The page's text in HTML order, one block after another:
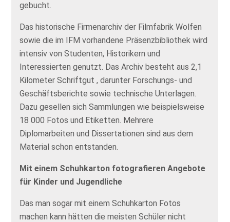
gebucht.
Das historische Firmenarchiv der Filmfabrik Wolfen
sowie die im IFM vorhandene Präsenzbibliothek wird
intensiv von Studenten, Historikern und
Interessierten genutzt. Das Archiv besteht aus 2,1
Kilometer Schriftgut , darunter Forschungs- und
Geschäftsberichte sowie technische Unterlagen.
Dazu gesellen sich Sammlungen wie beispielsweise
18 000 Fotos und Etiketten. Mehrere
Diplomarbeiten und Dissertationen sind aus dem
Material schon entstanden.
Mit einem Schuhkarton fotografieren Angebote
für Kinder und Jugendliche
Das man sogar mit einem Schuhkarton Fotos
machen kann hätten die meisten Schüler nicht